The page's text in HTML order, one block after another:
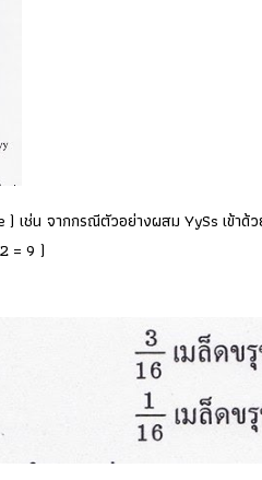
) เช่น จากกรณีตัวอย่างผสม YySs เข้าด้
= 9 )